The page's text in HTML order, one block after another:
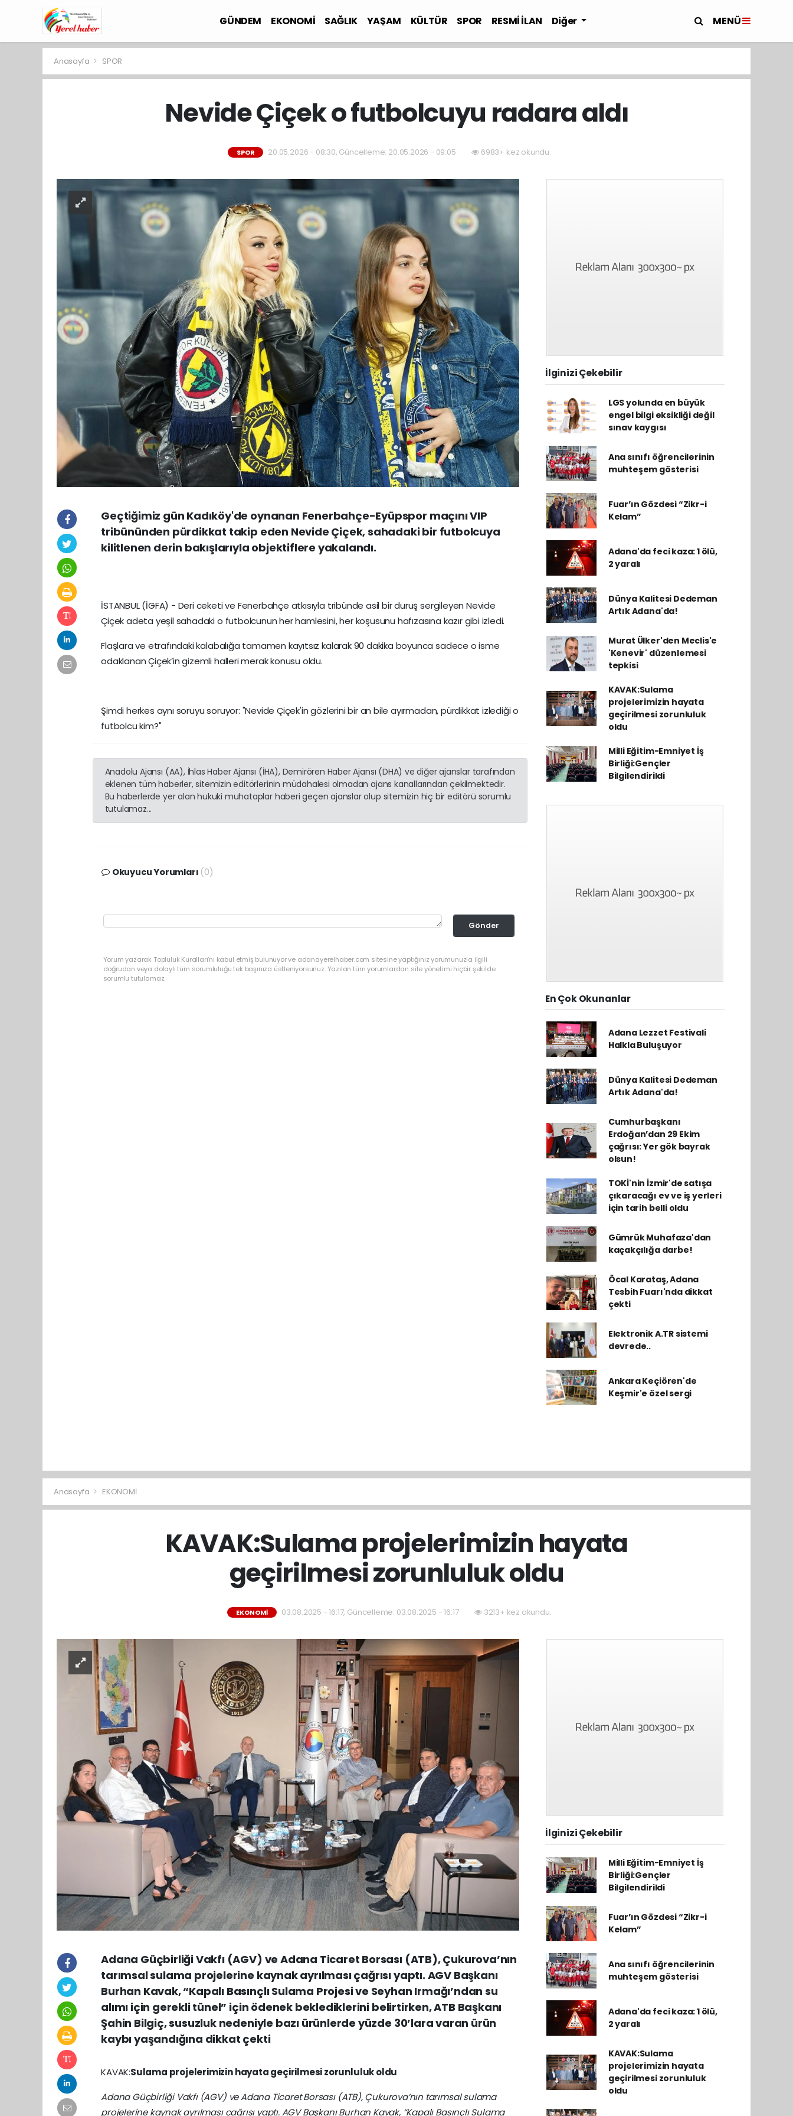
GÜNDEM EKONOMİ SAĞLIK YAŞAM KÜLTÜR SPOR RESMİ İLAN Diğer MENÜ
Anasayfa SPOR
Nevide Çiçek o futbolcuyu radara aldı
SPOR 20.05.2026 - 08:30, Güncelleme: 20.05.2026 - 09:05 6983+ kez okundu.
Geçtiğimiz gün Kadıköy'de oynanan Fenerbahçe-Eyüpspor maçını VIP
tribününden pürdikkat takip eden Nevide Çiçek, sahadaki bir futbolcuya
kilitlenen derin bakışlarıyla objektiflere yakalandı.
İSTANBUL (İGFA) - Deri ceketi ve Fenerbahçe atkısıyla tribünde asil bir duruş sergileyen Nevide
Çiçek adeta yeşil sahadaki o futbolcunun her hamlesini, her koşusunu hafızasına kazır gibi izledi.
Flaşlara ve etrafındaki kalabalığa tamamen kayıtsız kalarak 90 dakika boyunca sadece o isme
odaklanan Çiçek’in gizemli halleri merak konusu oldu.
Şimdi herkes aynı soruyu soruyor: "Nevide Çiçek'in gözlerini bir an bile ayırmadan, pürdikkat izlediği o
futbolcu kim?"
Anadolu Ajansı (AA), İhlas Haber Ajansı (İHA), Demirören Haber Ajansı (DHA) ve diğer ajanslar tarafından
eklenen tüm haberler, sitemizin editörlerinin müdahalesi olmadan ajans kanallarından çekilmektedir.
Bu haberlerde yer alan hukuki muhataplar haberi geçen ajanslar olup sitemizin hiç bir editörü sorumlu
tutulamaz...
Okuyucu Yorumları (0)
Gönder
Yorum yazarak Topluluk Kuralları’nı kabul etmiş bulunuyor ve adanayerelhaber.com sitesine yaptığınız yorumunuzla ilgili
doğrudan veya dolaylı tüm sorumluluğu tek başınıza üstleniyorsunuz. Yazılan tüm yorumlardan site yönetimi hiçbir şekilde
sorumlu tutulamaz.
İlginizi Çekebilir
LGS yolunda en büyük
engel bilgi eksikliği değil
sınav kaygısı
Ana sınıfı öğrencilerinin
muhteşem gösterisi
Fuar’ın Gözdesi “Zikr-i
Kelam”
Adana'da feci kaza: 1 ölü,
2 yaralı
Dünya Kalitesi Dedeman
Artık Adana'da!
Murat Ülker'den Meclis'e
'Kenevir' düzenlemesi
tepkisi
KAVAK:Sulama
projelerimizin hayata
geçirilmesi zorunluluk
oldu
Milli Eğitim-Emniyet İş
Birliği:Gençler
Bilgilendirildi
En Çok Okunanlar
Adana Lezzet Festivali
Halkla Buluşuyor
Dünya Kalitesi Dedeman
Artık Adana'da!
Cumhurbaşkanı
Erdoğan’dan 29 Ekim
çağrısı: Yer gök bayrak
olsun!
TOKİ'nin İzmir'de satışa
çıkaracağı ev ve iş yerleri
için tarih belli oldu
Gümrük Muhafaza'dan
kaçakçılığa darbe!
Öcal Karataş, Adana
Tesbih Fuarı'nda dikkat
çekti
Elektronik A.TR sistemi
devrede..
Ankara Keçiören'de
Keşmir'e özel sergi
Anasayfa EKONOMİ
KAVAK:Sulama projelerimizin hayata
geçirilmesi zorunluluk oldu
EKONOMİ 03.08.2025 - 16:17, Güncelleme: 03.08.2025 - 16:17 3213+ kez okundu.
Adana Güçbirliği Vakfı (AGV) ve Adana Ticaret Borsası (ATB), Çukurova’nın
tarımsal sulama projelerine kaynak ayrılması çağrısı yaptı. AGV Başkanı
Burhan Kavak, “Kapalı Basınçlı Sulama Projesi ve Seyhan Irmağı’ndan su
alımı için gerekli tünel” için ödenek beklediklerini belirtirken, ATB Başkanı
Şahin Bilgiç, susuzluk nedeniyle bazı ürünlerde yüzde 30’lara varan ürün
kaybı yaşandığına dikkat çekti
KAVAK:Sulama projelerimizin hayata geçirilmesi zorunluluk oldu
Adana Güçbirliği Vakfı (AGV) ve Adana Ticaret Borsası (ATB), Çukurova’nın tarımsal sulama
projelerine kaynak ayrılması çağrısı yaptı. AGV Başkanı Burhan Kavak, “Kapalı Basınçlı Sulama
İlginizi Çekebilir
Milli Eğitim-Emniyet İş
Birliği:Gençler
Bilgilendirildi
Fuar’ın Gözdesi “Zikr-i
Kelam”
Ana sınıfı öğrencilerinin
muhteşem gösterisi
Adana'da feci kaza: 1 ölü,
2 yaralı
KAVAK:Sulama
projelerimizin hayata
geçirilmesi zorunluluk
oldu